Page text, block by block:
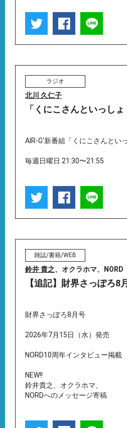
ラジオ
北川 久仁子
「くにこさんといっし
AIR-G'新番組「くにこさんとい
毎週日曜日 21:30〜21:55
雑誌/書籍/WEB
鈴井 貴之、オクラホマ、NORD
【追記】財界さっぽろ8
財界さっぽろ8月号
2026年7月15日（水）発売
NORD10周年インタビュー掲載
NEW!!
鈴井貴之、オクラホマ、
NORDへのメッセージ寄稿